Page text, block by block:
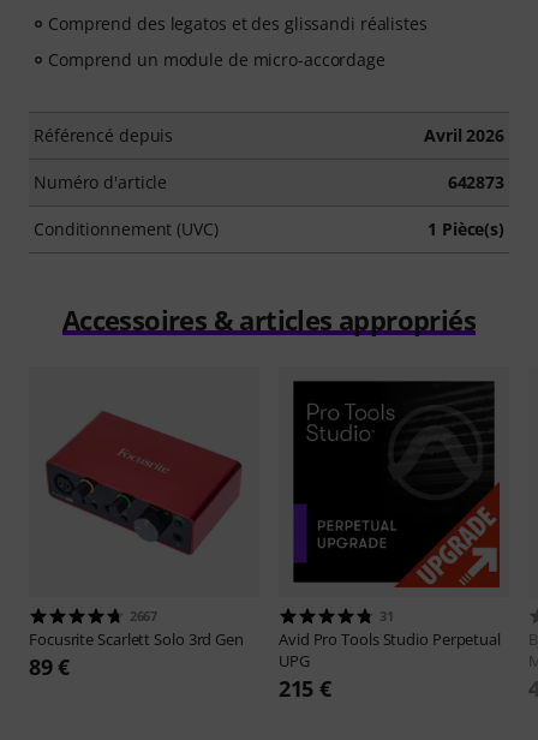
Comprend des legatos et des glissandi réalistes
Comprend un module de micro-accordage
Référencé depuis Avril 2026
Numéro d'article 642873
Conditionnement (UVC) 1 Pièce(s)
Accessoires & articles appropriés
2667
Focusrite Scarlett Solo 3rd Gen
89 €
31
Avid Pro Tools Studio Perpetual
UPG
215 €